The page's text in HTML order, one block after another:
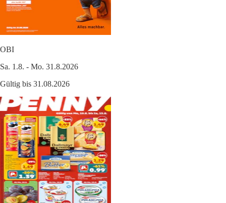
OBI
Sa. 1.8. - Mo. 31.8.2026
Gültig bis 31.08.2026